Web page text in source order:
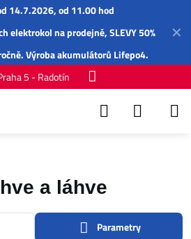
✕
14.7.2026, od 11.00 hod
elektrokol na prodejně, SLEVY 50%
Výroba akumulátorů Lifepo4.
5 - Radotín
a láhve
Parametry